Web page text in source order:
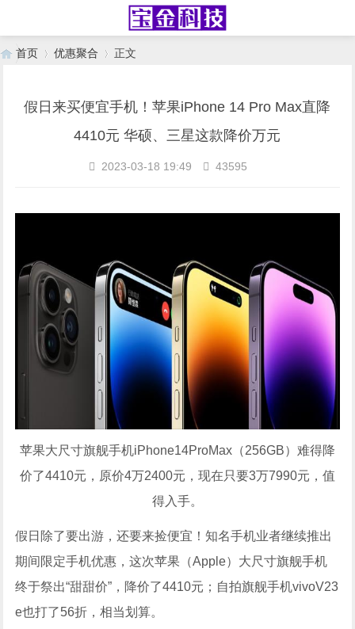
首页 优惠聚合 正文
假日来买便宜手机！苹果iPhone 14 Pro Max直降
4410元 华硕、三星这款降价万元
2023-03-18 19:49 43595
苹果大尺寸旗舰手机iPhone14ProMax（256GB）难得降
价了4410元，原价4万2400元，现在只要3万7990元，值
得入手。
假日除了要出游，还要来捡便宜！知名手机业者继续推出
期间限定手机优惠，这次苹果（Apple）大尺寸旗舰手机
终于祭出“甜甜价”，降价了4410元；自拍旗舰手机vivoV23
e也打了56折，相当划算。